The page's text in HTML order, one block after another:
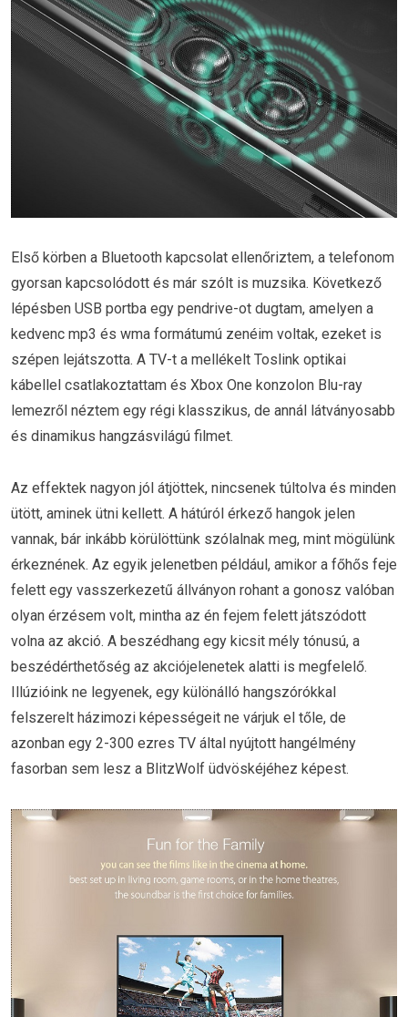
Első körben a Bluetooth kapcsolat ellenőriztem, a telefonom
gyorsan kapcsolódott és már szólt is muzsika. Következő
lépésben USB portba egy pendrive-ot dugtam, amelyen a
kedvenc mp3 és wma formátumú zenéim voltak, ezeket is
szépen lejátszotta. A TV-t a mellékelt Toslink optikai
kábellel csatlakoztattam és Xbox One konzolon Blu-ray
lemezről néztem egy régi klasszikus, de annál látványosabb
és dinamikus hangzásvilágú filmet.
Az effektek nagyon jól átjöttek, nincsenek túltolva és minden
ütött, aminek ütni kellett. A hátúról érkező hangok jelen
vannak, bár inkább körülöttünk szólalnak meg, mint mögülünk
érkeznének. Az egyik jelenetben például, amikor a főhős feje
felett egy vasszerkezetű állványon rohant a gonosz valóban
olyan érzésem volt, mintha az én fejem felett játszódott
volna az akció. A beszédhang egy kicsit mély tónusú, a
beszédérthetőség az akciójelenetek alatti is megfelelő.
Illúzióink ne legyenek, egy különálló hangszórókkal
felszerelt házimozi képességeit ne várjuk el tőle, de
azonban egy 2-300 ezres TV által nyújtott hangélmény
fasorban sem lesz a BlitzWolf üdvöskéjéhez képest.